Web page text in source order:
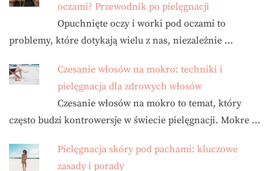
oczami? Przewodnik po pielęgnacji
Opuchnięte oczy i worki pod oczami to
problemy, które dotykają wielu z nas, niezależnie …
Czesanie włosów na mokro: techniki i
pielęgnacja dla zdrowych włosów
Czesanie włosów na mokro to temat, który
często budzi kontrowersje w świecie pielęgnacji. Mokre …
Pielęgnacja skóry pod pachami: kluczowe
zasady i porady